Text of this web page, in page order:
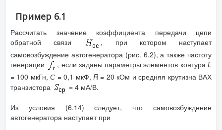
Пример 6.1
Рассчитать значение коэффициента передачи цепи
обратной связи
, при котором наступает
самовозбуждение автогенератора (рис. 6.2), а также частоту
генерации
, если заданы параметры элементов контураL
= 100 мкГн,С = 0,1 мкФ,R = 20 кОм и средняя крутизна ВАХ
транзистора
= 4 мА/В.
Из условия (6.14) следует, что самовозбуждение
автогенератора наступает при